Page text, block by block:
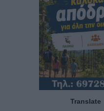
Translate